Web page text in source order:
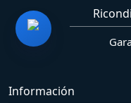
Información